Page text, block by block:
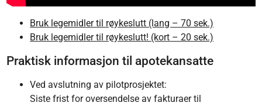
Bruk legemidler til røykeslutt (lang – 70 sek.)
Bruk legemidler til røykeslutt! (kort – 20 sek.)
Praktisk informasjon til apotekansatte
Ved avslutning av pilotprosjektet:
Siste frist for oversendelse av fakturaer til